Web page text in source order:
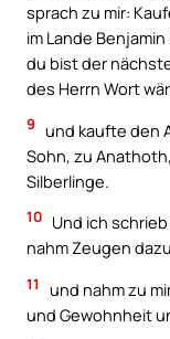
sprach zu mir:
im Lande
du bist der
des Herrn Wort
9 und kaufte den
Sohn, zu
Silberlinge.
10 Und ich
nahm Zeugen
11
und nahm zu
und Gewohnheit